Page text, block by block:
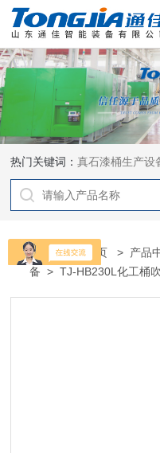
热门关键词：真石漆桶生产设
当前位置：首页 > 产品
备 > TJ-HB230L化工桶